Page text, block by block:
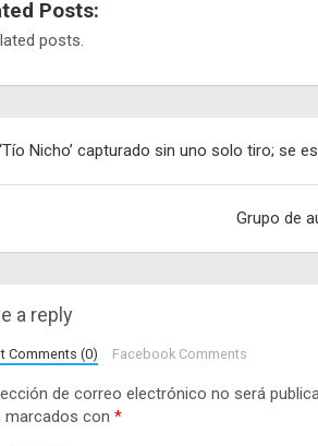
Posts:
posts.
Nicho’ capturado sin uno solo tiro; se
Grupo de
a reply
Comments (0) Facebook Comments
de correo electrónico no será
marcados con *